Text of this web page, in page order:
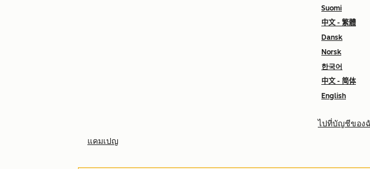
Suomi
中文 - 繁體
Dansk
Norsk
한국어
中文 - 简体
English
ไปที่บัญชีของ
แคมเปญ